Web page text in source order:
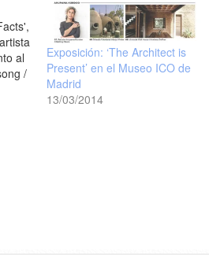
al
/
Exposición: ‘The Architect is
Present’ en el Museo ICO de
Madrid
13/03/2014